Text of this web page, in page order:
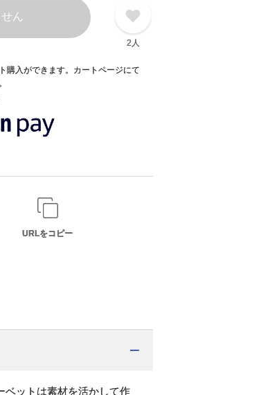
ん
2人
購入ができます。カートページにて
URLをコピー
ットは素材を活かして作